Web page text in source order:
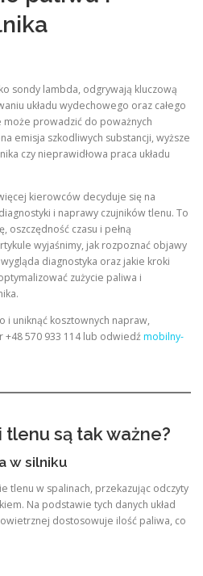
sondy lambda, odgrywają kluczową
układu wydechowego oraz całego
może prowadzić do poważnych
emisja szkodliwych substancji, wyższe
czy nieprawidłowa praca układu
kierowców decyduje się na
i naprawy czujników tlenu. To
oszczędność czasu i pełną
wyjaśnimy, jak rozpoznać objawy
diagnostyka oraz jakie kroki
zużycie paliwa i
i uniknąć kosztownych napraw,
+48 570 933 114 lub odwiedźmobilny-
są tak ważne?
w silniku
tlenu w spalinach, przekazując odczyty
Na podstawie tych danych układ
dostosowuje ilość paliwa, co